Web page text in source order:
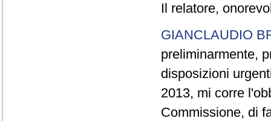
Il relatore,
GIANCLAUDIO
preliminarmente,
disposizioni
2013, mi corre
Commissione, di